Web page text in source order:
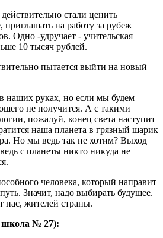
стали ценить
приглашать на работу за рубеж
Одно -удручает - учительская
10 тысяч рублей.
пытается выйти на новый
наших руках, но если мы будем
не получится. А с такими
пожалуй, конец света наступит
наша планета в грязный шарик
Но мы ведь так не хотим? Выход
с планеты никто никуда не
человека, который направит
Значит, надо выбирать будущее.
нас, жителей страны.
школа № 27):